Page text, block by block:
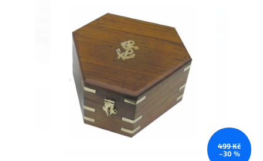
hvězdiček.
499 Kč
–30 %